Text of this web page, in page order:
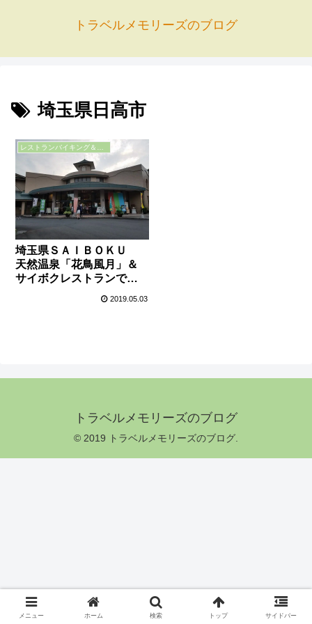
トラベルメモリーズのブログ
埼玉県日高市
埼玉県ＳＡＩＢＯＫＵ
天然温泉「花鳥風月」＆
サイボクレストランで豚
2019.05.03
トラベルメモリーズのブログ
© 2019 トラベルメモリーズのブログ.
メニュー ホーム 検索 トップ サイドバー